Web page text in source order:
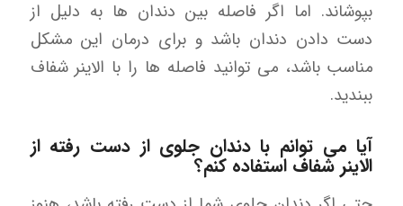
بپوشاند. اما اگر فاصله بین دندان ها به دلیل از
دست دادن دندان باشد و برای درمان این مشکل
مناسب باشد، می توانید فاصله ها را با الاینر شفاف
ببندید.
آیا می توانم با دندان جلوی از دست رفته از
الاینر شفاف استفاده کنم؟